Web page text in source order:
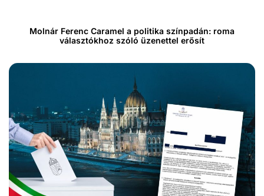
Molnár Ferenc Caramel a politika színpadán: roma
választókhoz szóló üzenettel erősít